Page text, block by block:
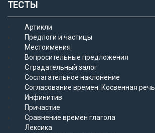
ТЕСТЫ
Артикли
Предлоги и частицы
Местоимения
Вопросительные предложения
Страдательный залог
Сослагательное наклонение
Согласование времен. Косвенная речь.
Инфинитив
Причастие
Сравнение времен глагола
Лексика